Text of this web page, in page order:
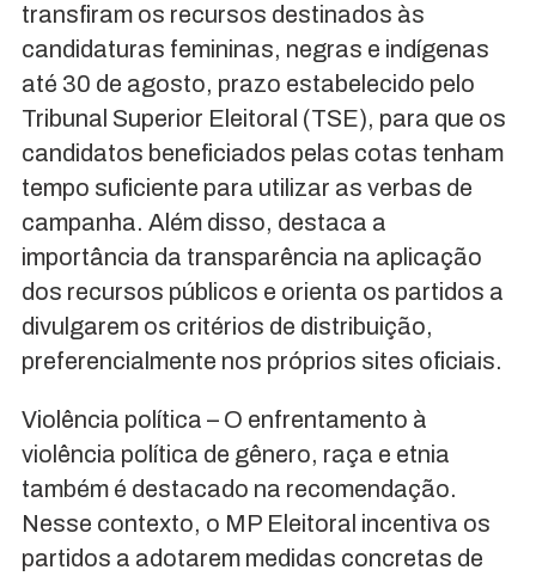
transfiram os recursos destinados às
candidaturas femininas, negras e indígenas
até 30 de agosto, prazo estabelecido pelo
Tribunal Superior Eleitoral (TSE), para que os
candidatos beneficiados pelas cotas tenham
tempo suficiente para utilizar as verbas de
campanha. Além disso, destaca a
importância da transparência na aplicação
dos recursos públicos e orienta os partidos a
divulgarem os critérios de distribuição,
preferencialmente nos próprios sites oficiais.
Violência política – O enfrentamento à
violência política de gênero, raça e etnia
também é destacado na recomendação.
Nesse contexto, o MP Eleitoral incentiva os
partidos a adotarem medidas concretas de